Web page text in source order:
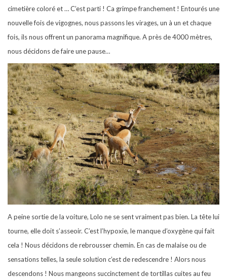
cimetière coloré et … C’est parti ! Ca grimpe franchement ! Entourés une
nouvelle fois de vigognes, nous passons les virages, un à un et chaque
fois, ils nous offrent un panorama magnifique. A près de 4000 mètres,
nous décidons de faire une pause…
A peine sortie de la voiture, Lolo ne se sent vraiment pas bien. La tête lui
tourne, elle doit s’asseoir. C’est l’hypoxie, le manque d’oxygène qui fait
cela ! Nous décidons de rebrousser chemin. En cas de malaise ou de
sensations telles, la seule solution c’est de redescendre ! Alors nous
descendons ! Nous mangeons succinctement de tortillas cuites au feu